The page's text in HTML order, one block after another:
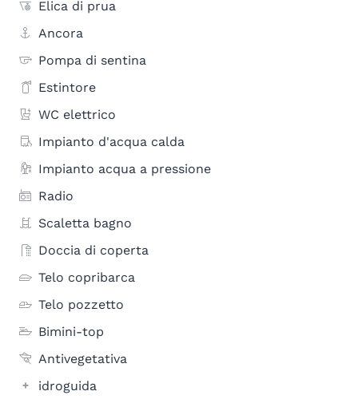
Elica di prua
Ancora
Pompa di sentina
Estintore
WC elettrico
Impianto d'acqua calda
Impianto acqua a pressione
Radio
Scaletta bagno
Doccia di coperta
Telo copribarca
Telo pozzetto
Bimini-top
Antivegetativa
idroguida